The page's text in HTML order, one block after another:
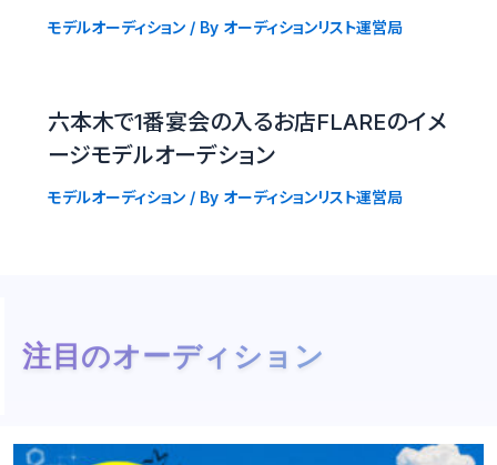
モデルオーディション/ By オーディションリスト運営局
六本木で1番宴会の入るお店FLAREのイメ
ージモデルオーデション
モデルオーディション/ By オーディションリスト運営局
注目のオーディション